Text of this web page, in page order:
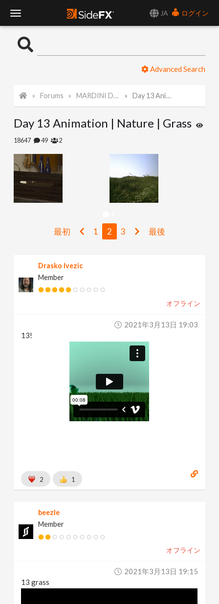
JA
ログイン
o
l
a
g
Advanced Search
Forums MARDINI Daily Challenge 2021 Day 13 Animation | Nature | Grass
Day 13 Animation | Nature | Grass
18647 49 2
最初 1 2 3 最後
Drasko Ivezic
Member
オフライン
2021年3月13日 19:03
13!
2 1
beezle
Member
オフライン
2021年3月13日 19:15
13 grass